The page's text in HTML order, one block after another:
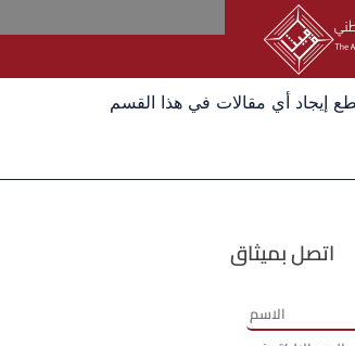
إيجاد أي مقالات في هذا القسم
اتصل بميثاق